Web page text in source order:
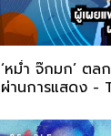
‘หม่ำ จ๊กมก’ ตล
ผ่านการแสดง -